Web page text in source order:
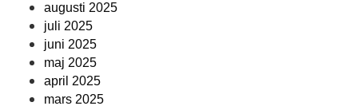
augusti 2025
juli 2025
juni 2025
maj 2025
april 2025
mars 2025